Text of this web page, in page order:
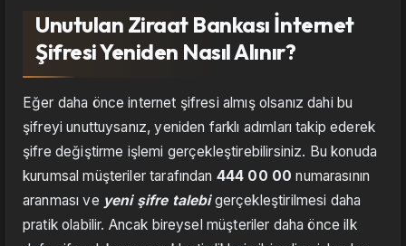
Unutulan Ziraat Bankası İnternet
Şifresi Yeniden Nasıl Alınır?
Eğer daha önce internet şifresi almış olsanız dahi bu
şifreyi unuttuysanız, yeniden farklı adımları takip ederek
şifre değiştirme işlemi gerçekleştirebilirsiniz. Bu konuda
kurumsal müşteriler tarafından 444 00 00 numarasının
aranması ve yeni şifre talebigerçekleştirilmesi daha
pratik olabilir. Ancak bireysel müşteriler daha önce ilk